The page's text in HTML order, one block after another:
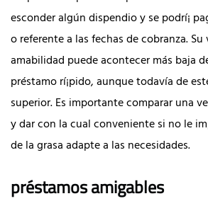
esconder algún dispendio y se podrí¡
o referente a las fechas de cobranza.
amabilidad puede acontecer más baja
préstamo rí¡pido, aunque todavía de
superior. Es importante comparar una
y dar con la cual conveniente si no le
de la grasa adapte a las necesidades.
préstamos amigables